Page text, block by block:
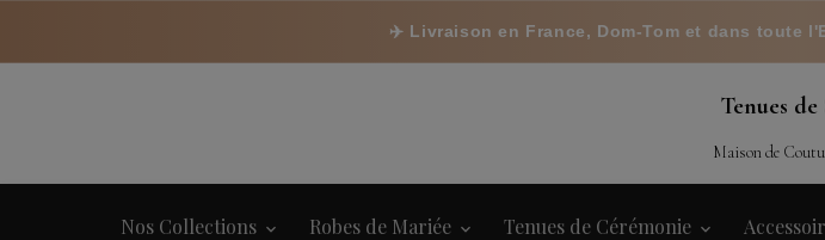
✈️ Livraison en France, Dom-Tom et dans toute
Tenues de
Maison de
Nos Collections Robes de Mariée Tenues de Cérémonie